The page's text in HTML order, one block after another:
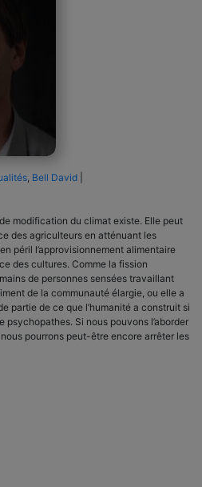
, Bell David
modification du climat existe. Elle peut
des agriculteurs en atténuant les
péril l’approvisionnement alimentaire
des cultures. Comme la fission
de personnes sensées travaillant
de la communauté élargie, ou elle a
partie de ce que l’humanité a construit si
psychopathes. Si nous pouvons l’aborder
pourrons peut-être encore arrêter les